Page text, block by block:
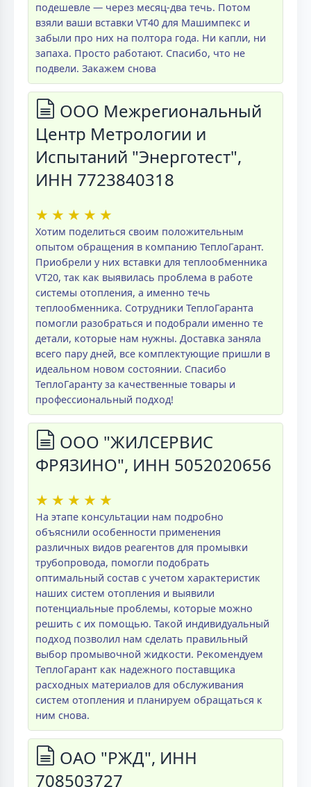
подешевле — через месяц-два течь. Потом
взяли ваши вставки VT40 для Машимпекс и
забыли про них на полтора года. Ни капли, ни
запаха. Просто работают. Спасибо, что не
подвели. Закажем снова
ООО Межрегиональный
Центр Метрологии и
Испытаний "Энерготест",
ИНН 7723840318
★ ★ ★ ★ ★
Хотим поделиться своим положительным
опытом обращения в компанию ТеплоГарант.
Приобрели у них вставки для теплообменника
VT20, так как выявилась проблема в работе
системы отопления, а именно течь
теплообменника. Сотрудники ТеплоГаранта
помогли разобраться и подобрали именно те
детали, которые нам нужны. Доставка заняла
всего пару дней, все комплектующие пришли в
идеальном новом состоянии. Спасибо
ТеплоГаранту за качественные товары и
профессиональный подход!
ООО "ЖИЛСЕРВИС
ФРЯЗИНО", ИНН 5052020656
★ ★ ★ ★ ★
На этапе консультации нам подробно
объяснили особенности применения
различных видов реагентов для промывки
трубопровода, помогли подобрать
оптимальный состав с учетом характеристик
наших систем отопления и выявили
потенциальные проблемы, которые можно
решить с их помощью. Такой индивидуальный
подход позволил нам сделать правильный
выбор промывочной жидкости. Рекомендуем
ТеплоГарант как надежного поставщика
расходных материалов для обслуживания
систем отопления и планируем обращаться к
ним снова.
ОАО "РЖД", ИНН
708503727